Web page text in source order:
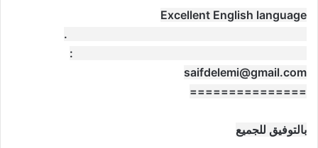
Excellent English language
saifdelemi@gmail.com
===============
بالتوفيق للجميع